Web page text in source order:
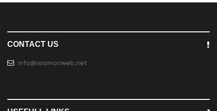
CONTACT US
info@islamonweb.net